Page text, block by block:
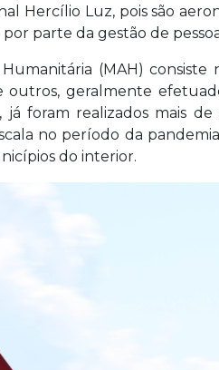
Hercílio Luz, pois são
por parte da gestão de
(MAH) consiste
outros, geralmente
já foram realizados mais
no período da
do interior.